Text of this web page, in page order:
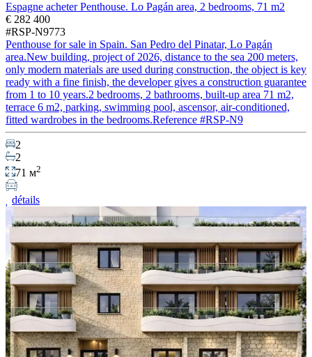
Espagne acheter Penthouse. Lo Pagán area, 2 bedrooms, 71 m2
€ 282 400
#RSP-N9773
Penthouse for sale in Spain. San Pedro del Pinatar, Lo Pagán
area.New building, project of 2026, distance to the sea 200 meters,
only modern materials are used during construction, the object is key
ready with a fine finish, the developer gives a construction guarantee
from 1 to 10 years.2 bedrooms, 2 bathrooms, built-up area 71 m2,
terrace 6 m2, parking, swimming pool, ascensor, air-conditioned,
fitted wardrobes in the bedrooms.Reference #RSP-N9
2
2
71 м2
détails